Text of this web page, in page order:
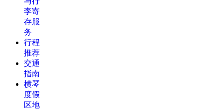
李寄
存服
务
行程
推荐
交通
指南
横琴
度假
区地